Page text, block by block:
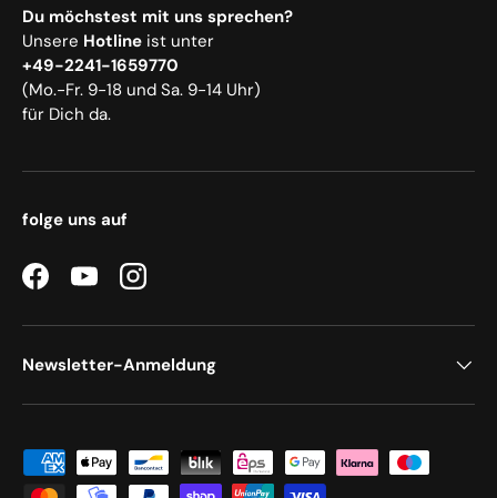
Du möchstest mit uns sprechen?
Unsere Hotline ist unter
+49-2241-1659770
(Mo.-Fr. 9-18 und Sa. 9-14 Uhr)
für Dich da.
folge uns auf
FacebookYouTubeInstagram
Newsletter-Anmeldung
Zahlungsmethoden